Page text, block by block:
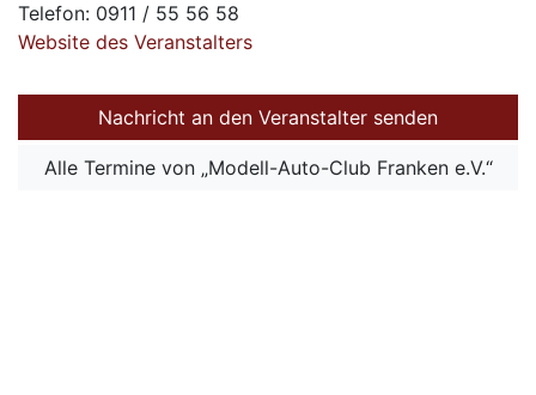
Telefon: 0911 / 55 56 58
Website des Veranstalters
Nachricht an den Veranstalter senden
Alle Termine von „Modell-Auto-Club Franken e.V.“